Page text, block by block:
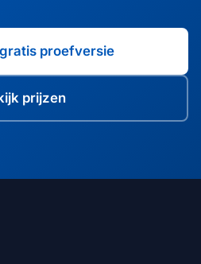
proefversie
prijzen